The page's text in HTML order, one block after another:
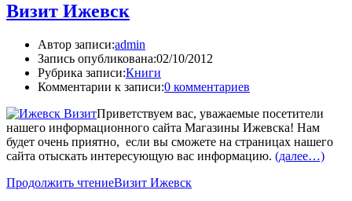
Визит Ижевск
Автор записи:admin
Запись опубликована:02/10/2012
Рубрика записи:Книги
Комментарии к записи:0 комментариев
Приветствуем вас, уважаемые посетители
нашего информационного сайта Магазины Ижевска! Нам
будет очень приятно, если вы сможете на страницах нашего
сайта отыскать интересующую вас информацию. (далее…)
Продолжить чтениеВизит Ижевск